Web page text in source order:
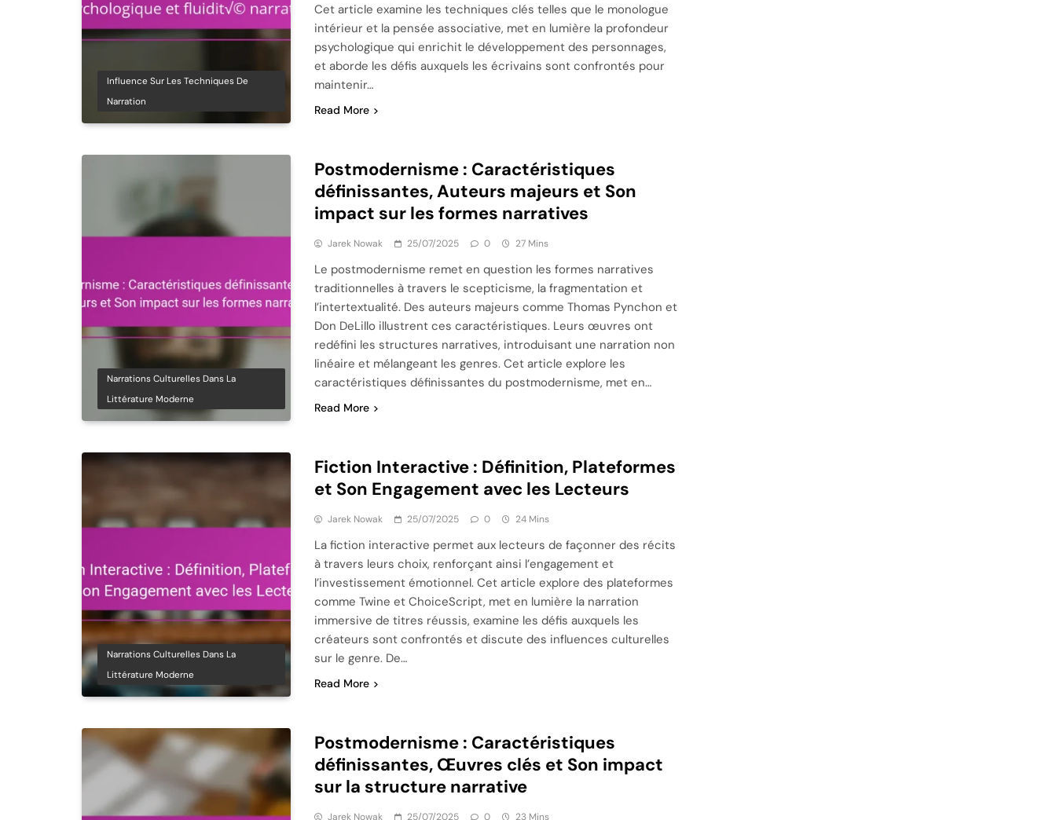
Influence Sur Les Techniques De
Narration
Cet article examine les techniques clés telles que le monologue
intérieur et la pensée associative, met en lumière la profondeur
psychologique qui enrichit le développement des personnages,
et aborde les défis auxquels les écrivains sont confrontés pour
maintenir…
Read More
Narrations Culturelles Dans La
Littérature Moderne
Postmodernisme : Caractéristiques
définissantes, Auteurs majeurs et Son
impact sur les formes narratives
Jarek Nowak 25/07/2025 0 27 Mins
Le postmodernisme remet en question les formes narratives
traditionnelles à travers le scepticisme, la fragmentation et
l’intertextualité. Des auteurs majeurs comme Thomas Pynchon et
Don DeLillo illustrent ces caractéristiques. Leurs œuvres ont
redéfini les structures narratives, introduisant une narration non
linéaire et mélangeant les genres. Cet article explore les
caractéristiques définissantes du postmodernisme, met en…
Read More
Narrations Culturelles Dans La
Littérature Moderne
Fiction Interactive : Définition, Plateformes
et Son Engagement avec les Lecteurs
Jarek Nowak 25/07/2025 0 24 Mins
La fiction interactive permet aux lecteurs de façonner des récits
à travers leurs choix, renforçant ainsi l’engagement et
l’investissement émotionnel. Cet article explore des plateformes
comme Twine et ChoiceScript, met en lumière la narration
immersive de titres réussis, examine les défis auxquels les
créateurs sont confrontés et discute des influences culturelles
sur le genre. De…
Read More
Postmodernisme : Caractéristiques
définissantes, Œuvres clés et Son impact
sur la structure narrative
Jarek Nowak 25/07/2025 0 23 Mins